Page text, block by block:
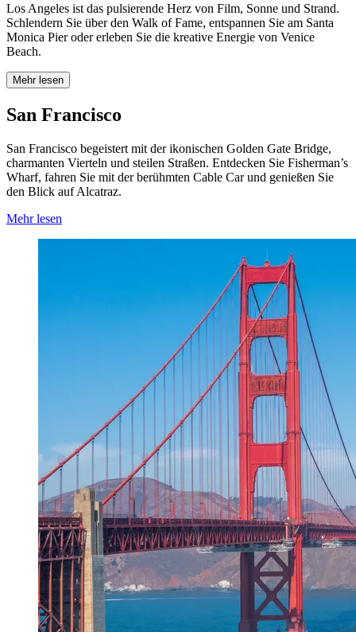
Los Angeles ist das pulsierende Herz von Film, Sonne und Strand.
Schlendern Sie über den Walk of Fame, entspannen Sie am Santa
Monica Pier oder erleben Sie die kreative Energie von Venice
Beach.
Mehr lesen
San Francisco
San Francisco begeistert mit der ikonischen Golden Gate Bridge,
charmanten Vierteln und steilen Straßen. Entdecken Sie Fisherman’s
Wharf, fahren Sie mit der berühmten Cable Car und genießen Sie
den Blick auf Alcatraz.
Mehr lesen